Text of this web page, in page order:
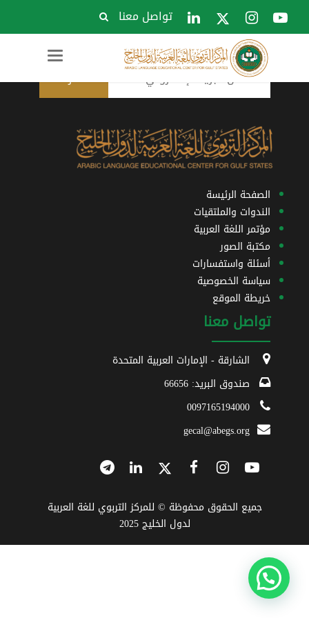
تواصل معنا
Toggle
الاشتراك في النشرة البريدية
تواصل معنا
الشارقة - الإمارات العربية المتحدة
صندوق البريد: 66656
0097165194000
gecal@abegs.org
الصفحة الرئيسة
الندوات والملتقيات
مؤتمر اللغة العربية
مكتبة الصور
أسئلة واستفسارات
سياسة الخصوصية
خريطة الموقع
جميع الحقوق محفوظة © للمركز التربوي للغة العربية
لدول الخليج 2025